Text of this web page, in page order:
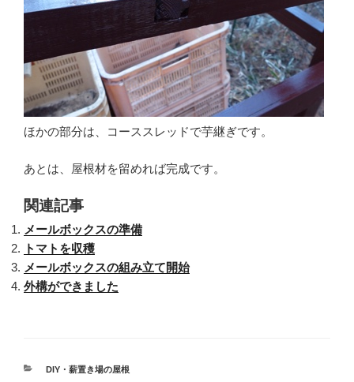
ほかの部分は、コーススレッドで芋継ぎです。
あとは、屋根材を留めれば完成です。
関連記事
メールボックスの準備
トマトを収穫
メールボックスの組み立て開始
外構ができました
カ
DIY・薪置き場の屋根